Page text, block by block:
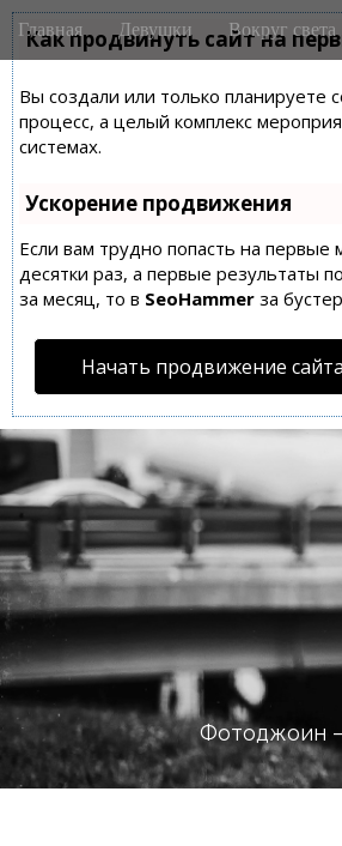
Как продвинуть сайт на
Вы создали или только планируете
процесс, а целый комплекс
системах.
Ускорение продвижения
Если вам трудно попасть на
десятки раз, а первые результаты
за месяц, то в SeoHammer за бустер
Начать продвижение сайта
M
a
n
m
e
n
u
i
Главная Девушки Вокруг света
Фотоджоин